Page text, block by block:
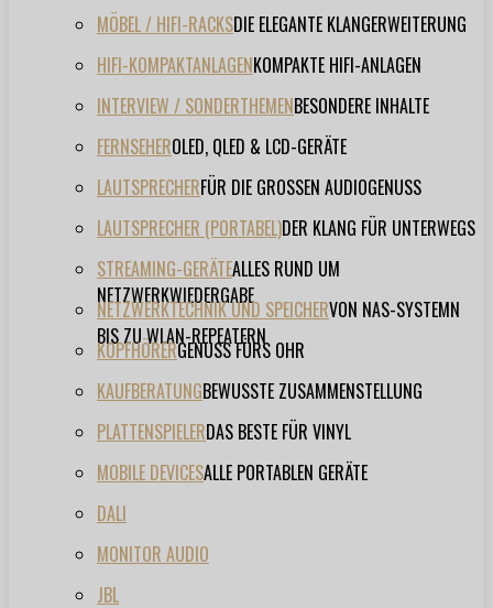
MÖBEL / HIFI-RACKSDIE ELEGANTE KLANGERWEITERUNG
HIFI-KOMPAKTANLAGENKOMPAKTE HIFI-ANLAGEN
INTERVIEW / SONDERTHEMENBESONDERE INHALTE
FERNSEHEROLED, QLED & LCD-GERÄTE
LAUTSPRECHERFÜR DIE GROSSEN AUDIOGENUSS
LAUTSPRECHER (PORTABEL)DER KLANG FÜR UNTERWEGS
STREAMING-GERÄTEALLES RUND UM
NETZWERKWIEDERGABE
NETZWERKTECHNIK UND SPEICHERVON NAS-SYSTEMN
BIS ZU WLAN-REPEATERN
KOPFHÖRERGENUSS FÜRS OHR
KAUFBERATUNGBEWUSSTE ZUSAMMENSTELLUNG
PLATTENSPIELERDAS BESTE FÜR VINYL
MOBILE DEVICESALLE PORTABLEN GERÄTE
DALI
MONITOR AUDIO
JBL